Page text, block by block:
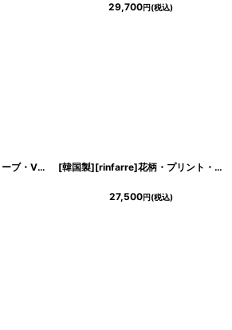
29,700円(税込)
[韓国製][rinfarre]ノースリーブ・Vカット・花柄・ホワイト×グレー・Aライン・ロングドレス・ワンピース[黒木麗奈着用]《送料＆代引き手数料無料》 [韓国製][rinfarre]花柄・プリント・ノースリーブ・フレア・サテン調・ハートネック・エレガント・Aライン・ロングドレス・ワンピース[薗田杏奈着用][送料無料]
27,500円(税込)